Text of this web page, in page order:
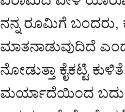
ನನ್ನ ರೂಮಿಗೆ ಬಂದರು,
ಮಾತನಾಡುವುದಿದೆ
ನೋಡುತ್ತಾ ಕೈಕಟ್ಟಿ
ಮರ್ಯಾದೆಯಿಂದ ಬದುಕಿ